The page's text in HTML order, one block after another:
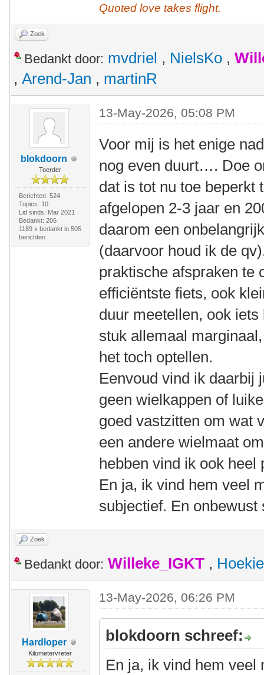
Quoted love takes flight.
Zoek
Bedankt door: mvdriel , NielsKo ,
, Arend-Jan , martinR
blokdoorn
Toerder
Berichten: 524
Topics: 10
Lid sinds: Mar 2021
Bedankt: 206
1189 x bedankt in 505
berichten
13-May-2026, 05:08 PM
Voor mij is het enige
nog even duurt…. Doe
dat is tot nu toe beperkt
afgelopen 2-3 jaar en
daarom een
(daarvoor houd ik de
praktische afspraken te
efficiëntste fiets, ook
duur meetellen, ook
stuk allemaal
het toch optellen.
Eenvoud vind ik daarbij
geen wielkappen of
goed vastzitten om wat
een andere wielmaat
hebben vind ik ook heel
En ja, ik vind hem veel
subjectief. En
Zoek
Bedankt door: Willeke_IGKT , Hoekie
Hardloper
Kilometervreter
13-May-2026, 06:26 PM
blokdoorn schreef:
En ja, ik vind hem veel